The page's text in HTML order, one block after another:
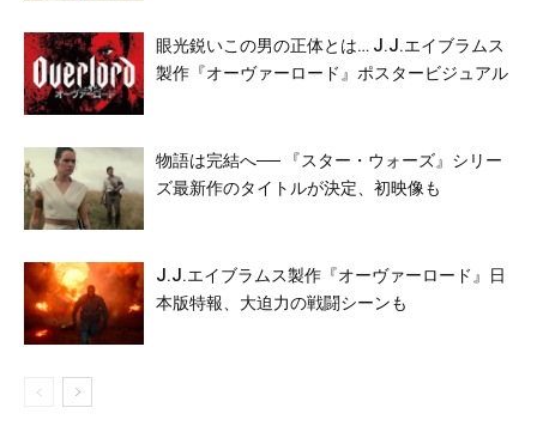
眼光鋭いこの男の正体とは… J.J.エイブラムス
製作『オーヴァーロード』ポスタービジュアル
物語は完結へ── 『スター・ウォーズ』シリー
ズ最新作のタイトルが決定、初映像も
J.J.エイブラムス製作『オーヴァーロード』日
本版特報、大迫力の戦闘シーンも